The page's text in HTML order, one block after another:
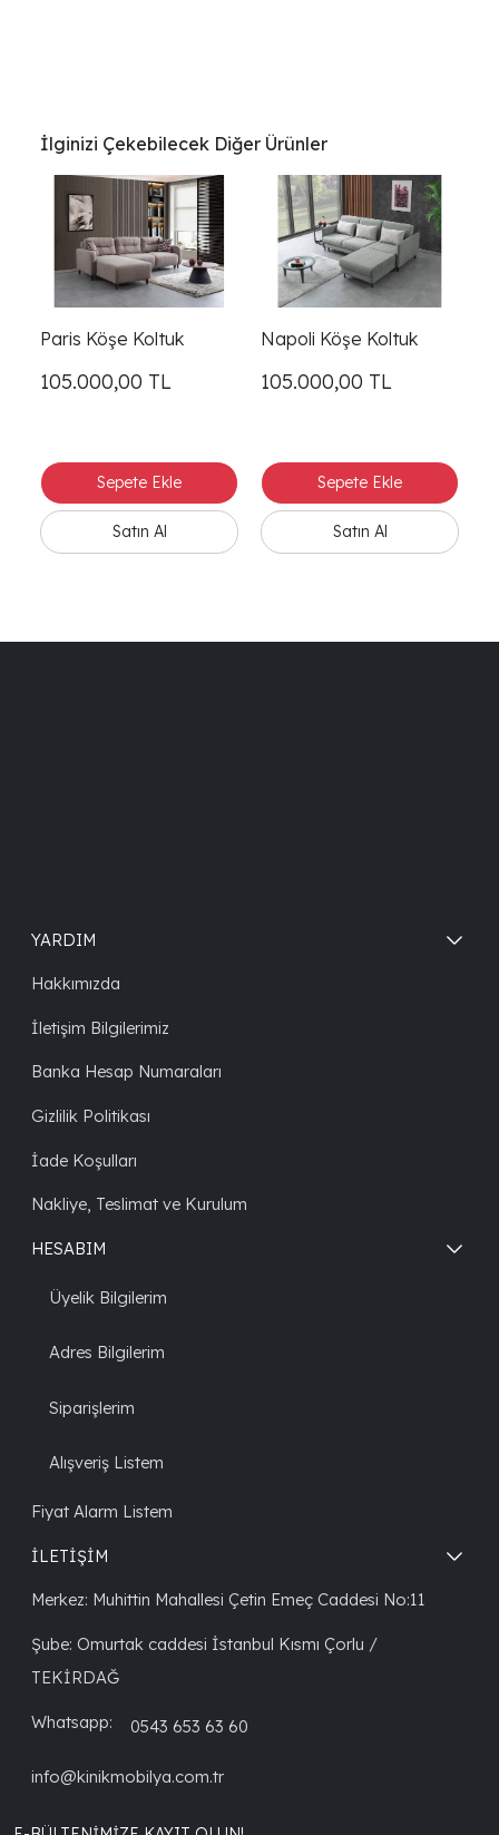
İlginizi Çekebilecek Diğer Ürünler
Paris Köşe Koltuk
105.000,00 TL
Napoli Köşe Koltuk
105.000,00 TL
YARDIM
Hakkımızda
İletişim Bilgilerimiz
Banka Hesap Numaraları
Gizlilik Politikası
İade Koşulları
Nakliye, Teslimat ve Kurulum
HESABIM
Üyelik Bilgilerim
Adres Bilgilerim
Siparişlerim
Alışveriş Listem
Fiyat Alarm Listem
İLETİŞİM
Merkez: Muhittin Mahallesi Çetin Emeç Caddesi No:11
Şube: Omurtak caddesi İstanbul Kısmı Çorlu /
TEKİRDAĞ
Whatsapp: 0543 653 63 60
info@kinikmobilya.com.tr